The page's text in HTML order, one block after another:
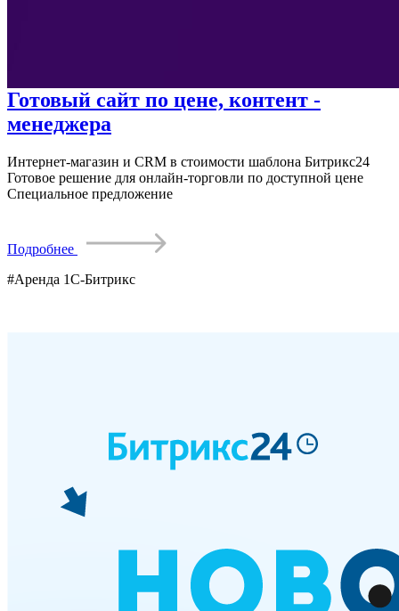
Готовый сайт по цене, контент -
менеджера
Интернет-магазин и CRM в стоимости шаблона Битрикс24
Готовое решение для онлайн-торговли по доступной цене
Специальное предложение
Подробнее
#Аренда 1С-Битрикс